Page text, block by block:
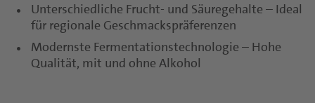
Unterschiedliche Frucht- und Säuregehalte – Ideal
für regionale Geschmackspräferenzen
Modernste Fermentationstechnologie – Hohe
Qualität, mit und ohne Alkohol